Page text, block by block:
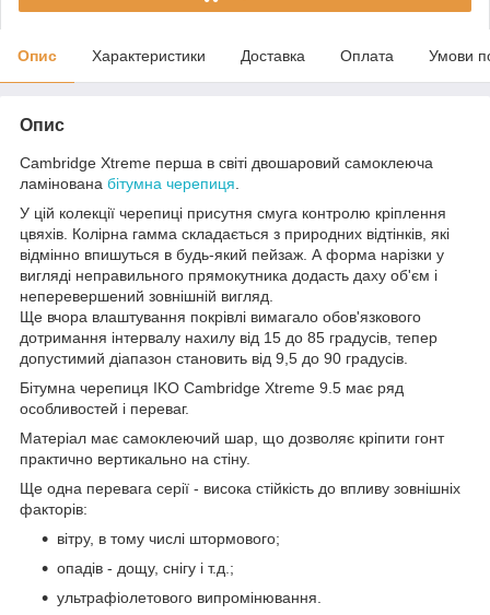
Опис Характеристики Доставка Оплата Умови
Опис
Cambridge Xtreme перша в світі двошаровий самоклеюча
ламінована бітумна черепиця
У цій колекції черепиці присутня смуга контролю кріплення
цвяхів. Колірна гамма складається з природних відтінків, які
відмінно впишуться в будь-який пейзаж. А форма нарізки у
вигляді неправильного прямокутника додасть даху об'єм і
неперевершений зовнішній вигляд.
Ще вчора влаштування покрівлі вимагало обов'язкового
дотримання інтервалу нахилу від 15 до 85 градусів, тепер
допустимий діапазон становить від 9,5 до 90 градусів.
Бітумна черепиця IKO Cambridge Xtreme 9.5 має ряд
особливостей і переваг.
Матеріал має самоклеючий шар, що дозволяє кріпити гонт
практично вертикально на стіну.
Ще одна перевага серії - висока стійкість до впливу зовнішніх
факторів:
вітру, в тому числі штормового;
опадів - дощу, снігу і т.д.;
ультрафіолетового випромінювання.